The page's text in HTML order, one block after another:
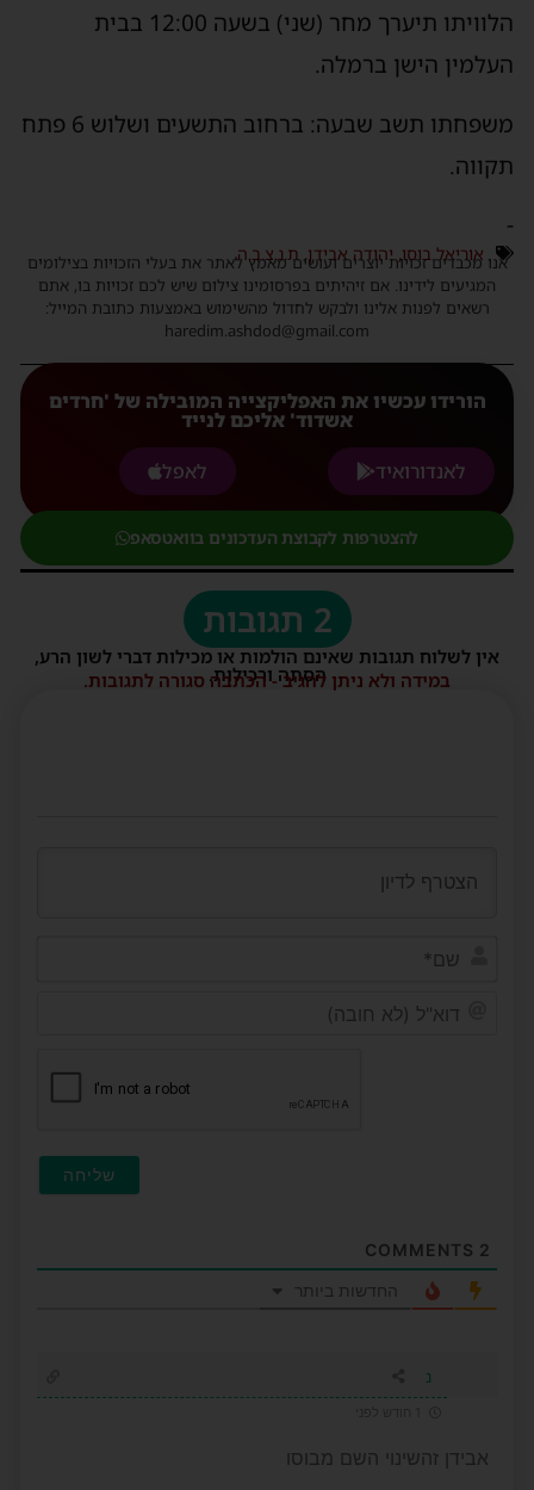
הלוויתו תיערך מחר (שני) בשעה 12:00 בבית
העלמין הישן ברמלה.
משפחתו תשב שבעה: ברחוב התשעים ושלוש 6 פתח
תקווה.
-
אוריאל בוסו,יהודה אבידן, ת.נ.צ.ב.ה.
אנו מכבדים זכויות יוצרים ועושים מאמץ לאתר את בעלי הזכויות בצילומים
המגיעים לידינו. אם זיהיתים בפרסומינו צילום שיש לכם זכויות בו, אתם
רשאים לפנות אלינו ולבקש לחדול מהשימוש באמצעות כתובת המייל:
haredim.ashdod@gmail.com
הורידו עכשיו את האפליקצייה המובילה של 'חרדים
אשדוד' אליכם לנייד
לאנדורואיד
לאפל
להצטרפות לקבוצת העדכונים בוואטסאפ
2 תגובות
אין לשלוח תגובות שאינם הולמות או מכילות דברי לשון הרע,
הסתה ורכילות.
במידה ולא ניתן להגיב - הכתבה סגורה לתגובות.
2
החדשות ביותר
נ
אבידן זהשינוי השם מבוסו